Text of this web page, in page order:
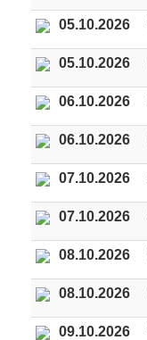
05.10.2026
05.10.2026
06.10.2026
06.10.2026
07.10.2026
07.10.2026
08.10.2026
08.10.2026
09.10.2026